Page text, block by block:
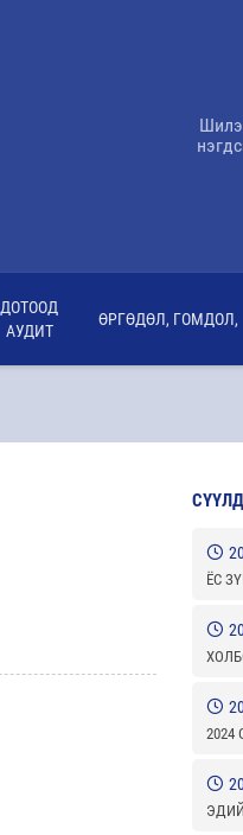
ДОТООД
АУДИТ
ӨРГӨДӨЛ, ГОМДОЛ,
ЁС